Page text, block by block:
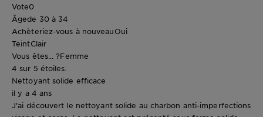
Vote0
Âgede 30 à 34
Achèteriez-vous à nouveauOui
TeintClair
Vous êtes... ?Femme
4 sur 5 étoiles.
Nettoyant solide efficace
il y a 4 ans
J'ai découvert le nettoyant solide au charbon anti-imperfections